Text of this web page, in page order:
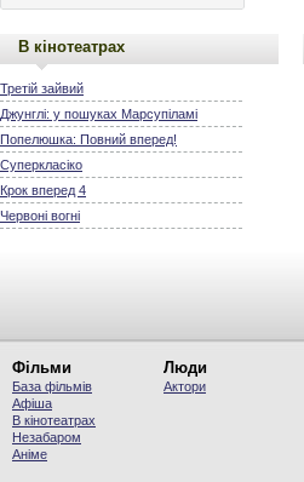
В кінотеатрах
Третій зайвий
Джунглі: у пошуках Марсупіламі
Попелюшка: Повний вперед!
Суперкласіко
Крок вперед 4
Червоні вогні
Фільми
База фільмів
Афіша
В кінотеатрах
Незабаром
Аніме
Люди
Актори